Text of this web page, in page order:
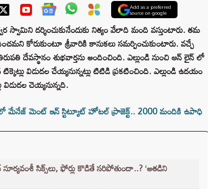
Add as a preferred
source on google
స్వామిని దర్శించుకునేందుకు నిత్యం వేలాది మంది వస్తుంటారు. తమ
కోరుకుంటూ శ్రీవారికి కానుకలు సమర్పించుకుంటారు. వచ్చే
దేవస్థానం శుభవార్తను అందించింది. ఎల్లుండి నుంచి ఆన్ లైన్ లో
విడుదల చేయ్యనున్నట్లు టిటిడి ప్రకటించింది. ఎల్లుండి ఉదయం
చెయ్యనున్నది.
మేనేజ్ మెంట్ ఇన్ స్టిట్యూట్ హోటల్ ప్రాజెక్ట్.. 2000 మందికి ఉపాధి
సిక్స్‌లు, ఫోర్లు కొడితే సరిపోతుందా..? ‘అతడిని